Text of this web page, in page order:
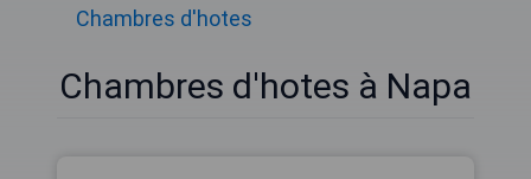
Chambres d'hotes
Chambres d'hotes à Napa